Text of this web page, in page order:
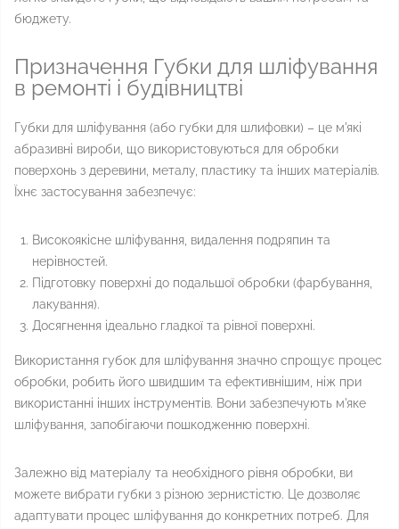
бюджету.
Призначення Губки для шліфування
в ремонті і будівництві
Губки для шліфування (або губки для шлифовки) – це м'які
абразивні вироби, що використовуються для обробки
поверхонь з деревини, металу, пластику та інших матеріалів.
Їхнє застосування забезпечує:
Високоякісне шліфування, видалення подряпин та
нерівностей.
Підготовку поверхні до подальшої обробки (фарбування,
лакування).
Досягнення ідеально гладкої та рівної поверхні.
Використання губок для шліфування значно спрощує процес
обробки, робить його швидшим та ефективнішим, ніж при
використанні інших інструментів. Вони забезпечують м'яке
шліфування, запобігаючи пошкодженню поверхні.
Залежно від матеріалу та необхідного рівня обробки, ви
можете вибрати губки з різною зернистістю. Це дозволяє
адаптувати процес шліфування до конкретних потреб. Для